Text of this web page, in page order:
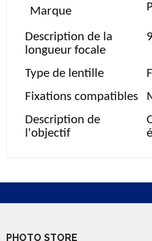
Marque
Description de la
longueur focale
Type de lentille
Fixations compatibles
Description de
l'objectif
PHOTO STORE